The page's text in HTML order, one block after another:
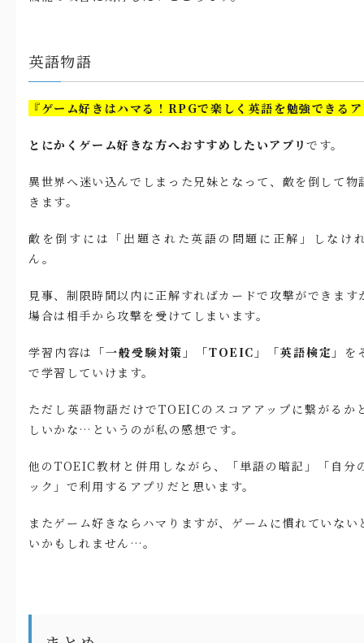
英語物語
『ゲーム好きはハマる！RPGで楽しく英語を勉強できる
とにかくゲーム好きな方へおすすめしたいアプリです。
異世界へ迷い込んでしまった兄妹となって、敵を倒して物
きます。
敵を倒すには「出題された英語の問題に正解」しなけ
ん。
見事、制限時間以内に正解すればカードで攻撃ができます
場合は相手から攻撃を受けてしまいます。
学習内容は 「一般受験対策」「TOEIC」「英語検定」 を
で学習していけます。
ただし英語物語だけでTOEICのスコアアップに繋がるか
しいかな…というのが私の感想です。
他のTOEIC教材と併用しながら、「単語の暗記」「自分
ック」で利用するアプリだと思います。
またゲーム好きならハマりますが、ゲームに慣れていない
いかもしれません…。